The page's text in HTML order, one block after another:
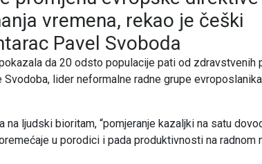
vremena, rekao je češki
Pavel Svoboda
da 20 odsto populacije pati od zdravstvenih
Svodoba, lider neformalne radne grupe
na ljudski bioritam, “pomjeranje kazaljki na satu
u porodici i pada produktivnosti na radnom